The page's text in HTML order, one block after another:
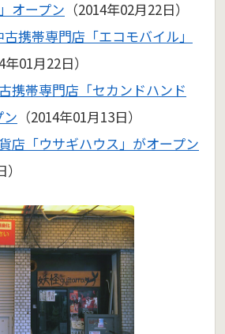
オープン （2014年02月22日）
携帯専門店「エコモバイル」
年01月22日）
携帯専門店「セカンドハンド
ン （2014年01月13日）
店「ウサギハウス」がオープン